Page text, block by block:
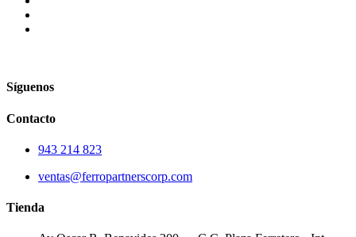
Síguenos
Contacto
943 214 823
ventas@ferropartnerscorp.com
Tienda